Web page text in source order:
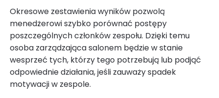
Okresowe zestawienia wyników pozwolą
menedżerowi szybko porównać postępy
poszczególnych członków zespołu. Dzięki temu
osoba zarządzająca salonem będzie w stanie
wesprzeć tych, którzy tego potrzebują lub podjąć
odpowiednie działania, jeśli zauważy spadek
motywacji w zespole.